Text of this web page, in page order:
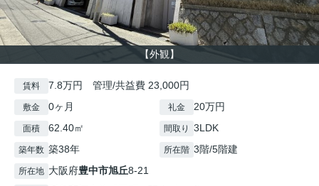
【外観】
賃料 7.8万円 管理/共益費 23,000円
敷金 0ヶ月 礼金 20万円
面積 62.40㎡ 間取り 3LDK
築年数 築38年 所在階 3階/5階建
所在地 大阪府豊中市旭丘8-21